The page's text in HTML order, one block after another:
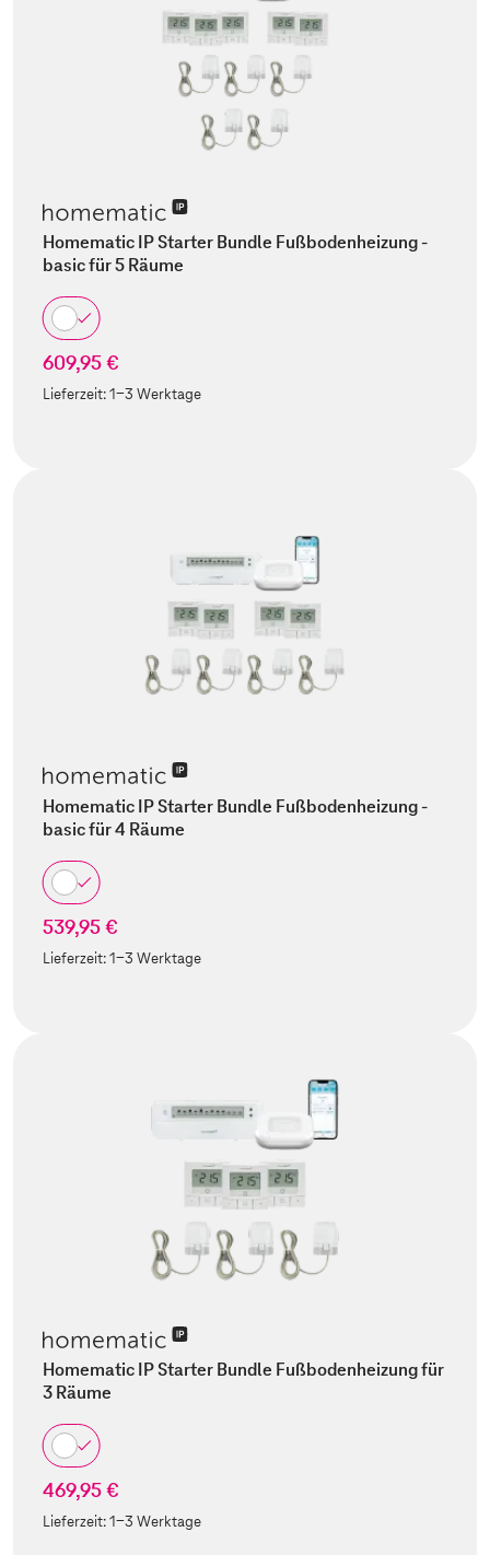
Homematic IP Starter Bundle Fußbodenheizung -
basic für 5 Räume
609,95 €
Lieferzeit:1-3 Werktage
Homematic IP Starter Bundle Fußbodenheizung -
basic für 4 Räume
539,95 €
Lieferzeit:1-3 Werktage
Homematic IP Starter Bundle Fußbodenheizung für
3 Räume
469,95 €
Lieferzeit:1-3 Werktage